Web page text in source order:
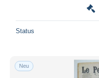
Status
Neu